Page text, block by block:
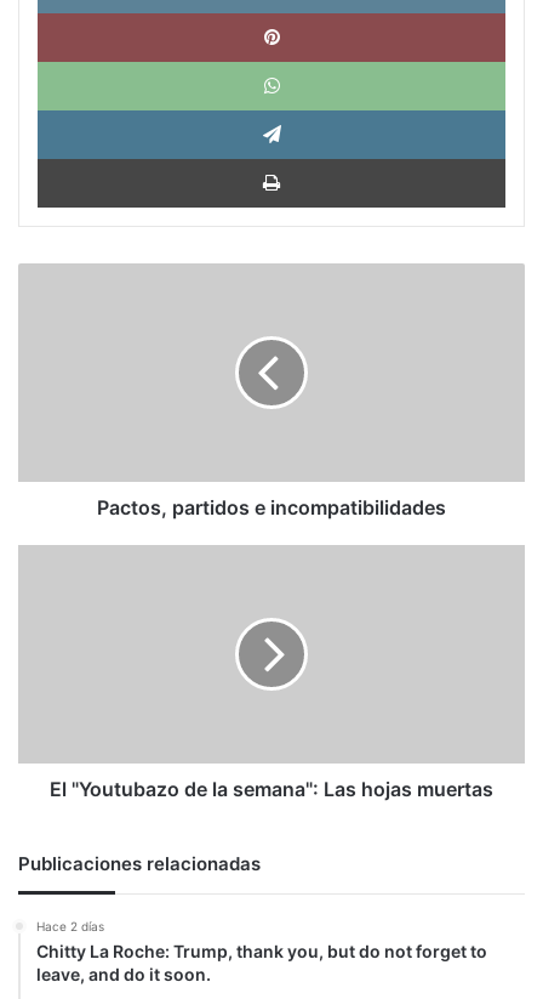
Pactos, partidos e incompatibilidades
El "Youtubazo de la semana": Las hojas muertas
Publicaciones relacionadas
Hace 2 días
Chitty La Roche: Trump, thank you, but do not forget to
leave, and do it soon.